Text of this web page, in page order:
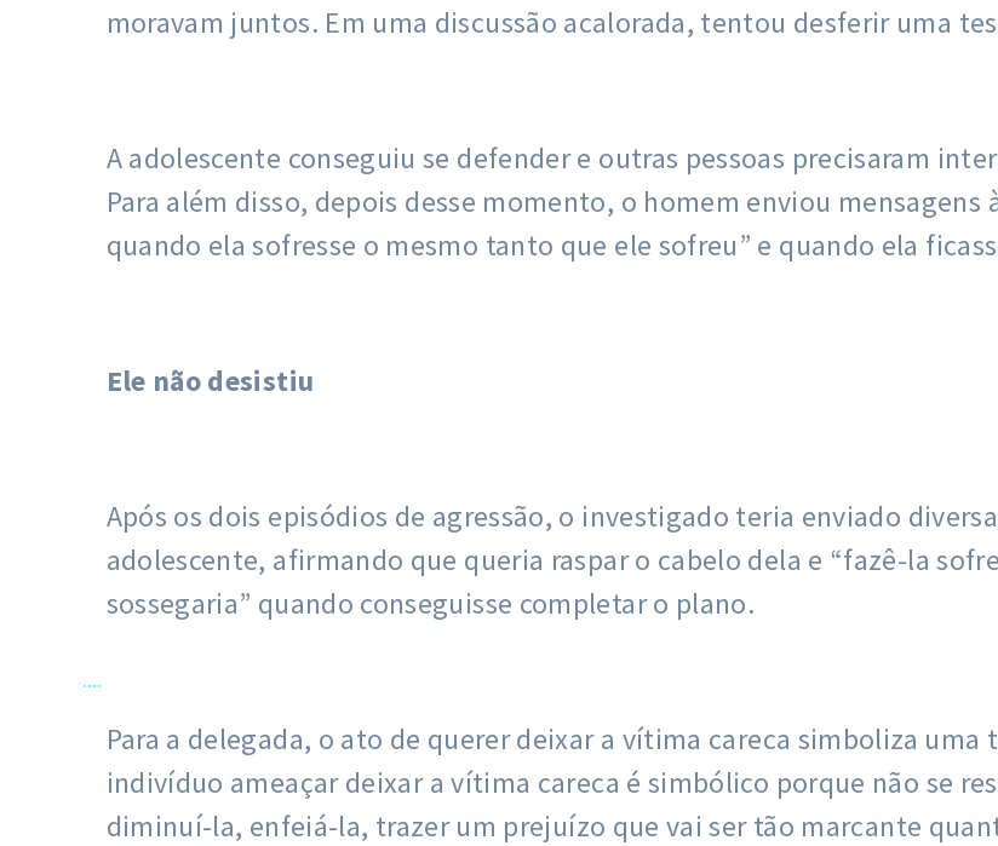
....
moravam juntos. Em uma discussão acalorada, tentou desferir uma
A adolescente conseguiu se defender e outras pessoas precisaram
Para além disso, depois desse momento, o homem enviou
quando ela sofresse o mesmo tanto que ele sofreu” e quando ela
Ele não desistiu
Após os dois episódios de agressão, o investigado teria enviado
adolescente, afirmando que queria raspar o cabelo dela e “fazê-la
sossegaria” quando conseguisse completar o plano.
Para a delegada, o ato de querer deixar a vítima careca simboliza
indivíduo ameaçar deixar a vítima careca é simbólico porque não se
diminuí-la, enfeiá-la, trazer um prejuízo que vai ser tão marcante